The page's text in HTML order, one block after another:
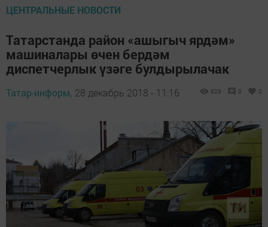
ЦЕНТРАЛЬНЫЕ НОВОСТИ
Татарстанда район «ашыгыч ярдәм»
машиналары өчен бердәм
диспетчерлык үзәге булдырылачак
Татар-информ, 28 декабрь 2018 - 11:16 929 0 0